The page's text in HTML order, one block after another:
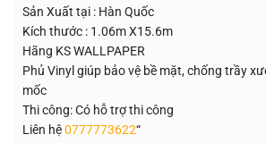
Sản Xuất tại : Hàn Quốc
Kích thước : 1.06m X15.6m
Hãng KS WALLPAPER
Phủ Vinyl giúp bảo vệ bề mặt, chống trầy
mốc
Thi công: Có hỗ trợ thi công
Liên hệ0777773622“